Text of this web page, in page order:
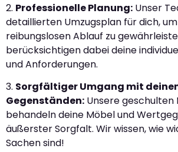
2. Professionelle Planung: Unser
detaillierten Umzugsplan für dich,
reibungslosen Ablauf zu
berücksichtigen dabei deine
und Anforderungen.
3. Sorgfältiger Umgang mit
Gegenständen: Unsere
behandeln deine Möbel und
äußerster Sorgfalt. Wir wissen, wie
Sachen sind!